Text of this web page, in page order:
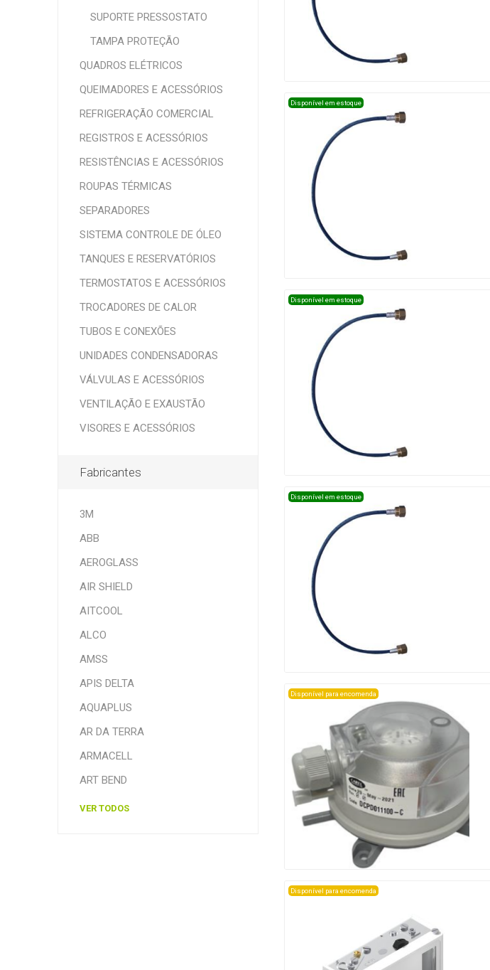
Disponível em estoque
Disponível em estoque
Disponível em estoque
Disponível para encomenda
Disponível para encomenda
SUPORTE PRESSOSTATO
TAMPA PROTEÇÃO
QUADROS ELÉTRICOS
QUEIMADORES E ACESSÓRIOS
REFRIGERAÇÃO COMERCIAL
REGISTROS E ACESSÓRIOS
RESISTÊNCIAS E ACESSÓRIOS
ROUPAS TÉRMICAS
SEPARADORES
SISTEMA CONTROLE DE ÓLEO
TANQUES E RESERVATÓRIOS
TERMOSTATOS E ACESSÓRIOS
TROCADORES DE CALOR
TUBOS E CONEXÕES
UNIDADES CONDENSADORAS
VÁLVULAS E ACESSÓRIOS
VENTILAÇÃO E EXAUSTÃO
VISORES E ACESSÓRIOS
Fabricantes
3M
ABB
AEROGLASS
AIR SHIELD
AITCOOL
ALCO
AMSS
APIS DELTA
AQUAPLUS
AR DA TERRA
ARMACELL
ART BEND
VER TODOS